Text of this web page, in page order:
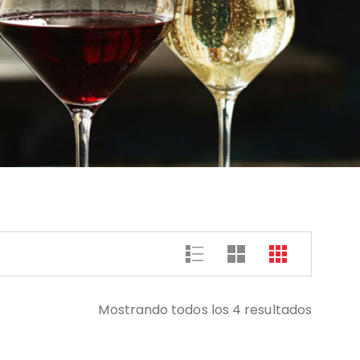
Mostrando todos los 4 resultados